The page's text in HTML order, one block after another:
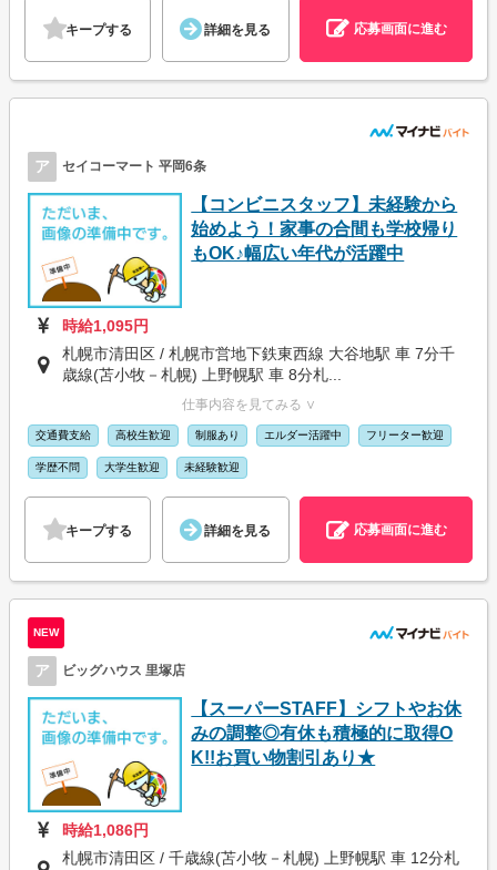
キープする 詳細を見る 応募画面に進む
ア セイコーマート 平岡6条
【コンビニスタッフ】未経験から
始めよう！家事の合間も学校帰り
もOK♪幅広い年代が活躍中
時給1,095円
札幌市清田区 / 札幌市営地下鉄東西線 大谷地駅 車 7分千
歳線(苫小牧－札幌) 上野幌駅 車 8分札...
仕事内容を見てみる ∨
交通費支給 高校生歓迎 制服あり エルダー活躍中 フリーター歓迎
学歴不問 大学生歓迎 未経験歓迎
キープする 詳細を見る 応募画面に進む
NEW
ア ビッグハウス 里塚店
【スーパーSTAFF】シフトやお休
みの調整◎有休も積極的に取得O
K!!お買い物割引あり★
時給1,086円
札幌市清田区 / 千歳線(苫小牧－札幌) 上野幌駅 車 12分札